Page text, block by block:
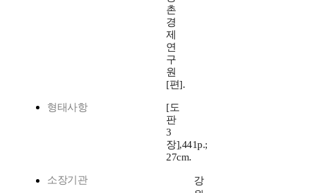
촌
경
제
연
구
원
[편].
형태사항
[도
판
3
장],441p.;
27cm.
소장기관
강